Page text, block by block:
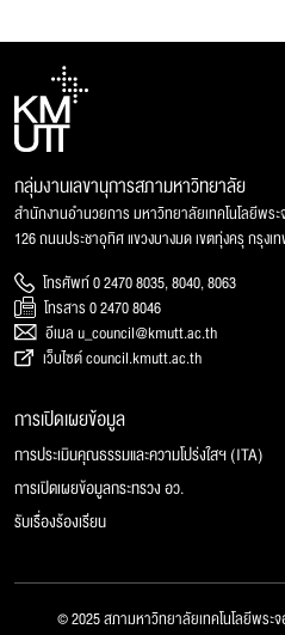
กลุ่มงานเลขานุการสภามหาวิทยาลัย
สำนักงานอำนวยการ มหาวิทยาลัยเทคโนโลยีพร
126 ถนนประชาอุทิศ แขวงบางมด เขตทุ่งครุ กรุงเ
โทรศัพท์ 0 2470 8035, 8040, 8063
โทรสาร 0 2470 8046
อีเมล u_council@kmutt.ac.th
เว็บไซต์ council.kmutt.ac.th
การเปิดเผยข้อมูล
การประเมินคุณธรรมและความโปร่งใสฯ (ITA)
การเปิดเผยข้อมูลกระทรวง อว.
รับเรื่องร้องเรียน
© 2025 สภามหาวิทยาลัยเทคโนโลยีพระ